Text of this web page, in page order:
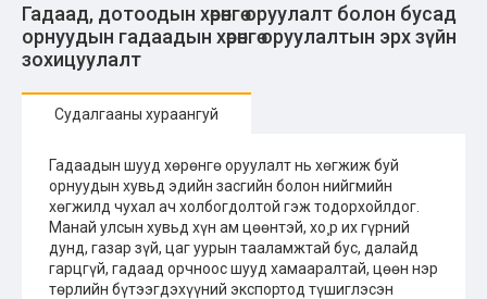
Гадаад, дотоодын хөрөнгө оруулалт болон бусад
орнуудын гадаадын хөрөнгө оруулалтын эрх зүйн
зохицуулалт
Судалгааны хураангуй
Гадаадын шууд хөрөнгө оруулалт нь хөгжиж буй
орнуудын хувьд эдийн засгийн болон нийгмийн
хөгжилд чухал ач холбогдолтой гэж тодорхойлдог.
Манай улсын хувьд хүн ам цөөнтэй, хо¸р их гүрний
дунд, газар зүй, цаг уурын тааламжтай бус, далайд
гарцгүй, гадаад орчноос шууд хамааралтай, цөөн нэр
төрлийн бүтээгдэхүүний экспортод түшиглэсэн